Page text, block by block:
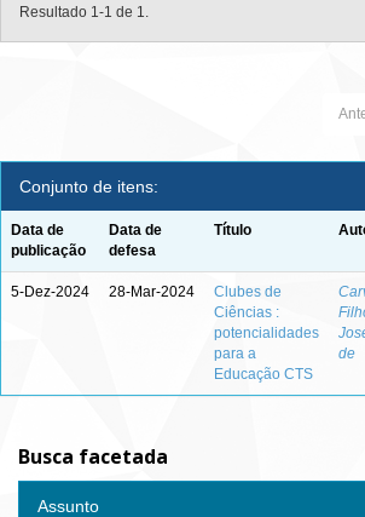
Resultado 1-1 de 1.
Conjunto de itens:
Data de
publicação
Data de
defesa
Título
5-Dez-2024 28-Mar-2024
Clubes de
Ciências :
potencialidades
para a
Educação CTS
de
Busca facetada
Assunto